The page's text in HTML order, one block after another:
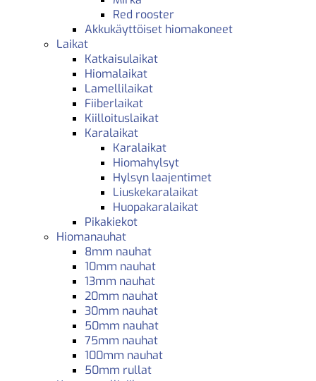
Red rooster
Akkukäyttöiset hiomakoneet
Laikat
Katkaisulaikat
Hiomalaikat
Lamellilaikat
Fiiberlaikat
Kiilloituslaikat
Karalaikat
Karalaikat
Hiomahylsyt
Hylsyn laajentimet
Liuskekaralaikat
Huopakaralaikat
Pikakiekot
Hiomanauhat
8mm nauhat
10mm nauhat
13mm nauhat
20mm nauhat
30mm nauhat
50mm nauhat
75mm nauhat
100mm nauhat
50mm rullat